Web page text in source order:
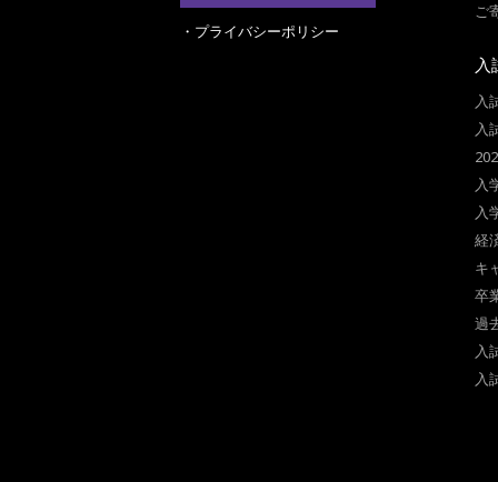
・プライバシーポリシー
ご
入
入
入
入
入
経
キ
卒
過
入
入